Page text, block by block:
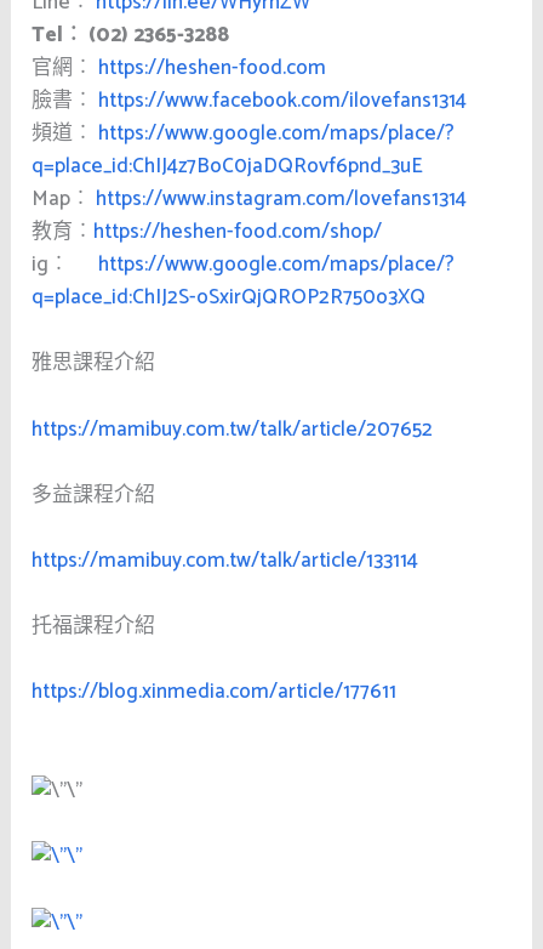
Tel︰ (02) 2365-3288
官網︰ https://heshen-food.com
臉書︰ https://www.facebook.com/ilovefans1314
頻道︰ https://www.google.com/maps/place/?
q=place_id:ChIJ4z7BoC0jaDQRovf6pnd_3uE
Map︰ https://www.instagram.com/lovefans1314
教育︰ https://heshen-food.com/shop/
ig︰ https://www.google.com/maps/place/?
q=place_id:ChIJ2S-oSxirQjQROP2R750o3XQ
雅思課程介紹
https://mamibuy.com.tw/talk/article/207652
多益課程介紹
https://mamibuy.com.tw/talk/article/133114
托福課程介紹
https://blog.xinmedia.com/article/177611